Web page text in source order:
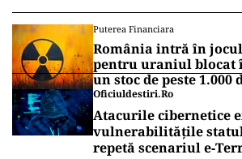
Puterea Financiara
România intră în
pentru uraniul blocat
un stoc de peste 1.000
Oficiuldestiri.ro
Atacurile cibernetice
vulnerabilitățile
repetă scenariul